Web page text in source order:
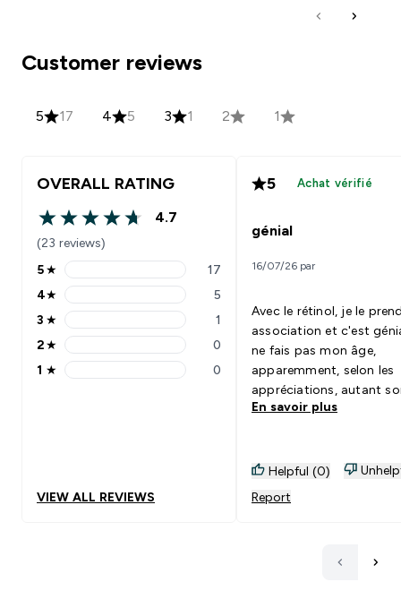
Customer reviews
5 17 4 5 3 1 2 1
OVERALL RATING
4.7 out of 5 stars
4.7
(23 reviews)
5 stars rating 17 reviews
5★ 17
4 stars rating 5 reviews
4★ 5
3 stars rating 1 reviews
3 ★ 1
2 stars rating 0 reviews
2★ 0
1 stars rating 0 reviews
1 ★ 0
VIEW ALL REVIEWS
5 Achat vérifié
génial
16/07/26 par
Avec le rétinol, je le
association et c'est
ne fais pas mon âge,
apparemment, selon les
appréciations, autant
sa peau et ses cheveux,
En savoir plus
Helpful (0)
Report